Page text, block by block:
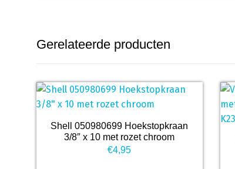
Gerelateerde producten
Shell 050980699 Hoekstopkraan
3/8″ x 10 met rozet chroom
€4,95